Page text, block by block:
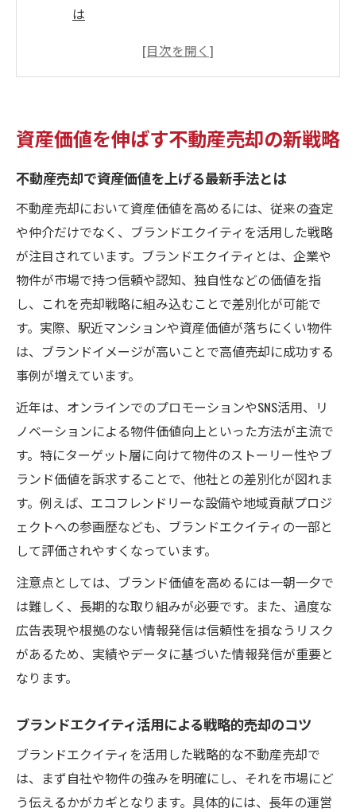
は
ブランドエクイティ活用による戦略的売却
エクイティコミットメント型戦略の実践例
紹介
不動産売却時に強みとなるブランドエクイ
ティの役割
売却利益向上に直結するブランド価値の活
かし方
ブランドエクイティ5つの要素と不動産売却
の関係
ブランド力が買主に与える影響と説得材料
不動産売却で差別化するブランドの築き方
他社と差がつく不動産売却の秘訣とは
不動産売却で他社と差をつける独自戦略
ブランドエクイティを活かした差別化手法
業界で評価される不動産売却のポイント
不動産業界でやばい会社に学ぶ注意点
ブランド価値が不動産売却に与える影響
不動産売却時にブランド価値が生む効果と
駅近マンションとブランド価値の関係性
ブランドエクイティとロイヤリティの違い
解説
不動産売却で信頼性を高めるブランド訴求
資産価値を伸ばす不動産売却の新戦略
不動産売却で資産価値を上げる最新手法とは
不動産売却において資産価値を高めるには、従来の査定
や仲介だけでなく、ブランドエクイティを活用した戦略
が注目されています。ブランドエクイティとは、企業や
物件が市場で持つ信頼や認知、独自性などの価値を指
し、これを売却戦略に組み込むことで差別化が可能で
す。実際、駅近マンションや資産価値が落ちにくい物件
は、ブランドイメージが高いことで高値売却に成功する
事例が増えています。
近年は、オンラインでのプロモーションやSNS活用、リ
ノベーションによる物件価値向上といった方法が主流で
す。特にターゲット層に向けて物件のストーリー性やブ
ランド価値を訴求することで、他社との差別化が図れま
す。例えば、エコフレンドリーな設備や地域貢献プロジ
ェクトへの参画歴なども、ブランドエクイティの一部と
して評価されやすくなっています。
注意点としては、ブランド価値を高めるには一朝一夕で
は難しく、長期的な取り組みが必要です。また、過度な
広告表現や根拠のない情報発信は信頼性を損なうリスク
があるため、実績やデータに基づいた情報発信が重要と
なります。
ブランドエクイティ活用による戦略的売却のコツ
ブランドエクイティを活用した戦略的な不動産売却で
は、まず自社や物件の強みを明確にし、それを市場にど
う伝えるかがカギとなります。具体的には、長年の運営